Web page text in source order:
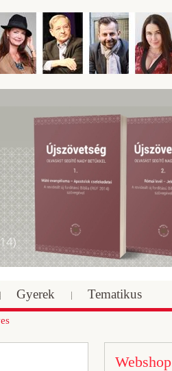
Gyerek Tematikus
Webshop